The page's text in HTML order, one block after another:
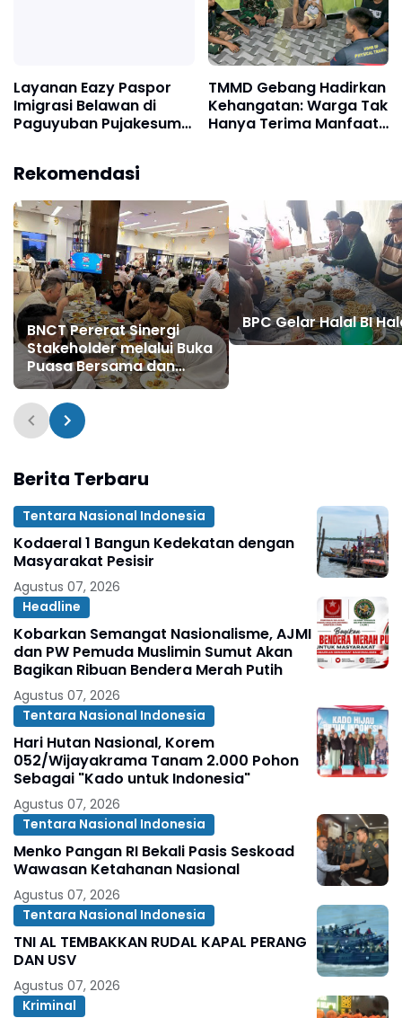
Layanan Eazy Paspor
Imigrasi Belawan di
Paguyuban Pujakesuma
TMMD Gebang Hadirkan
Kehangatan: Warga Tak
Hanya Terima Manfaat,
Rekomendasi
BNCT Pererat Sinergi
Stakeholder melalui Buka
Puasa Bersama dan
Ramah Tamah
BPC Gelar Halal BI
Berita Terbaru
Tentara Nasional Indonesia
Kodaeral 1 Bangun Kedekatan dengan
Masyarakat Pesisir ‎
Agustus 07, 2026
Headline
Kobarkan Semangat Nasionalisme, AJMI
dan PW Pemuda Muslimin Sumut Akan
Bagikan Ribuan Bendera Merah Putih
Agustus 07, 2026
Tentara Nasional Indonesia
Hari Hutan Nasional, Korem
052/Wijayakrama Tanam 2.000 Pohon
Sebagai "Kado untuk Indonesia"
Agustus 07, 2026
Tentara Nasional Indonesia
Menko Pangan RI Bekali Pasis Seskoad
Wawasan Ketahanan Nasional
Agustus 07, 2026
Tentara Nasional Indonesia
TNI AL TEMBAKKAN RUDAL KAPAL PERANG
DAN USV
Agustus 07, 2026
Kriminal